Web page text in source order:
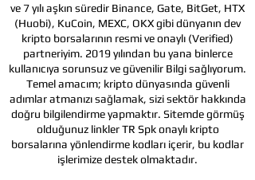
ve 7 yılı aşkın süredir Binance, Gate, BitGet, HTX
(Huobi), KuCoin, MEXC, OKX gibi dünyanın dev
kripto borsalarının resmi ve onaylı (Verified)
partneriyim. 2019 yılından bu yana binlerce
kullanıcıya sorunsuz ve güvenilir Bilgi sağlıyorum.
Temel amacım; kripto dünyasında güvenli
adımlar atmanızı sağlamak, sizi sektör hakkında
doğru bilgilendirme yapmaktır. Sitemde görmüş
olduğunuz linkler TR Spk onaylı kripto
borsalarına yönlendirme kodları içerir, bu kodlar
işlerimize destek olmaktadır.